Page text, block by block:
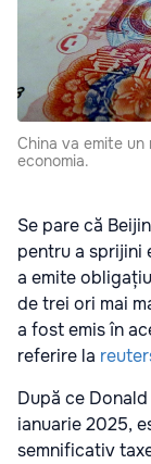
China va emite un
economia.
Se pare că
pentru a sprijini
a emite
de trei ori mai
a fost emis în
referire la
După ce
ianuarie 2025,
semnificativ